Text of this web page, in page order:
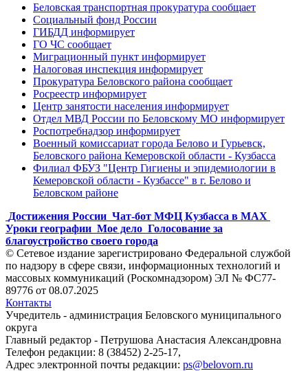
Беловская транспортная прокуратура сообщает
Социальный фонд России
ГИБДД информирует
ГО ЧС сообщает
Миграционный пункт информирует
Налоговая инспекция информирует
Прокуратура Беловского района сообщает
Росреестр информирует
Центр занятости населения информирует
Отдел МВД России по Беловскому МО информирует
Роспотребнадзор информирует
Военный комиссариат города Белово и Гурьевск,
Беловского района Кемеровской области - Кузбасса
Филиал ФБУЗ "Центр Гигиены и эпидемиологии в
Кемеровской области - Кузбассе" в г. Белово и
Беловском районе
Достижения России Чат-бот МФЦ Кузбасса в MAX
Уроки географии Мое дело Голосование за
благоустройство своего города
© Сетевое издание зарегистрировано Федеральной службой
по надзору в сфере связи, информационных технологий и
массовых коммуникаций (Роскомнадзором) ЭЛ № ФС77-
89776 от 08.07.2025
Контакты
Учредитель - администрация Беловского муниципального
округа
Главный редактор - Петрушова Анастасия Александровна
Телефон редакции: 8 (38452) 2-25-17,
Адрес электронной почты редакции: ps@belovorn.ru